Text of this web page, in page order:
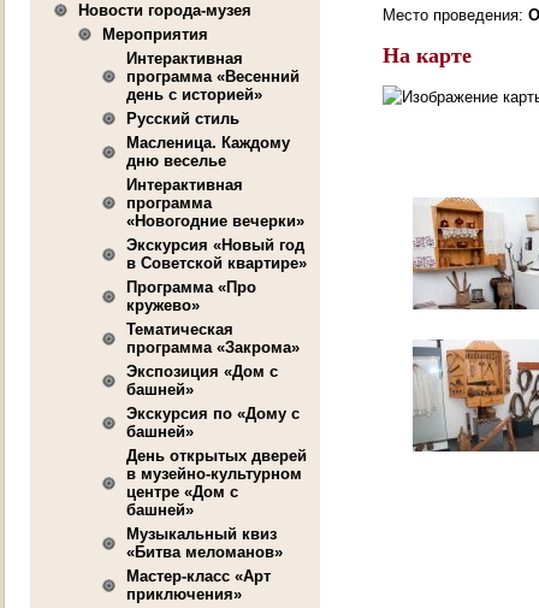
Новости города-музея
Мероприятия
Интерактивная
программа «Весенний
день с историей»
Русский стиль
Масленица. Каждому
дню веселье
Интерактивная
программа
«Новогодние вечерки»
Экскурсия «Новый год
в Советской квартире»
Программа «Про
кружево»
Тематическая
программа «Закрома»
Экспозиция «Дом с
башней»
Экскурсия по «Дому с
башней»
День открытых дверей
в музейно-культурном
центре «Дом с
башней»
Музыкальный квиз
«Битва меломанов»
Мастер-класс «Арт
приключения»
Место проведения:
На карте